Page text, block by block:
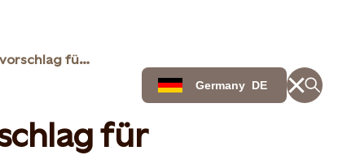
Germany DE
Neuer Dividendenvorschlag für Statkraft
für